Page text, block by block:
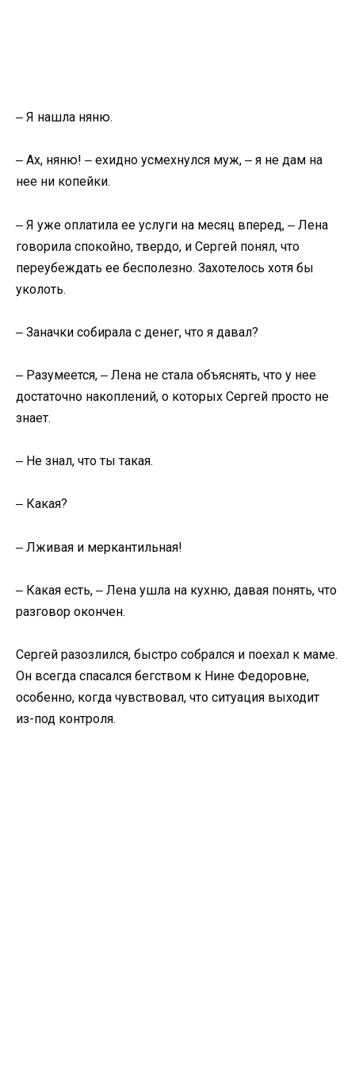
‒ Я нашла няню.
‒ Ах, няню! ‒ ехидно усмехнулся муж, ‒ я не дам на
нее ни копейки.
‒ Я уже оплатила ее услуги на месяц вперед, ‒ Лена
говорила спокойно, твердо, и Сергей понял, что
переубеждать ее бесполезно. Захотелось хотя бы
уколоть.
‒ Заначки собирала с денег, что я давал?
‒ Разумеется, ‒ Лена не стала объяснять, что у нее
достаточно накоплений, о которых Сергей просто не
знает.
‒ Не знал, что ты такая.
‒ Какая?
‒ Лживая и меркантильная!
‒ Какая есть, ‒ Лена ушла на кухню, давая понять, что
разговор окончен.
Сергей разозлился, быстро собрался и поехал к маме.
Он всегда спасался бегством к Нине Федоровне,
особенно, когда чувствовал, что ситуация выходит
из-под контроля.